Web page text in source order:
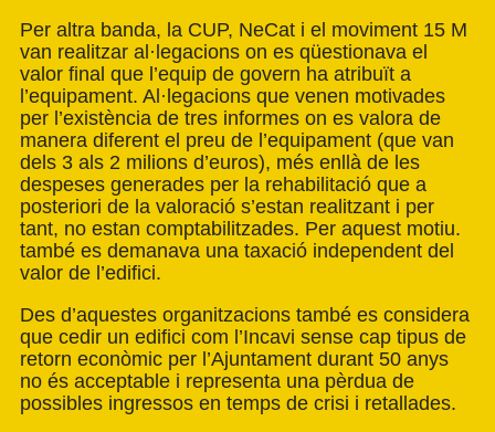
Per altra banda, la CUP, NeCat i el moviment 15 M
van realitzar al·legacions on es qüestionava el
valor final que l’equip de govern ha atribuït a
l’equipament. Al·legacions que venen motivades
per l’existència de tres informes on es valora de
manera diferent el preu de l’equipament (que van
dels 3 als 2 milions d’euros), més enllà de les
despeses generades per la rehabilitació que a
posteriori de la valoració s’estan realitzant i per
tant, no estan comptabilitzades. Per aquest motiu.
també es demanava una taxació independent del
valor de l’edifici.
Des d’aquestes organitzacions també es considera
que cedir un edifici com l’Incavi sense cap tipus de
retorn econòmic per l’Ajuntament durant 50 anys
no és acceptable i representa una pèrdua de
possibles ingressos en temps de crisi i retallades.